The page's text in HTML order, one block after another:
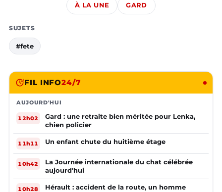
À LA UNE GARD
SUJETS
#fete
FIL INFO24/7
AUJOURD'HUI
12h02
Gard : une retraite bien méritée pour Lenka,
chien policier
11h11 Un enfant chute du huitième étage
10h42
La Journée internationale du chat célébrée
aujourd'hui
10h28
Hérault : accident de la route, un homme